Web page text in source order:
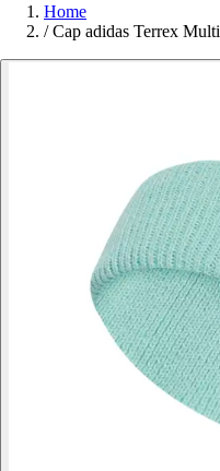
Home
/ Cap adidas Terrex Multi